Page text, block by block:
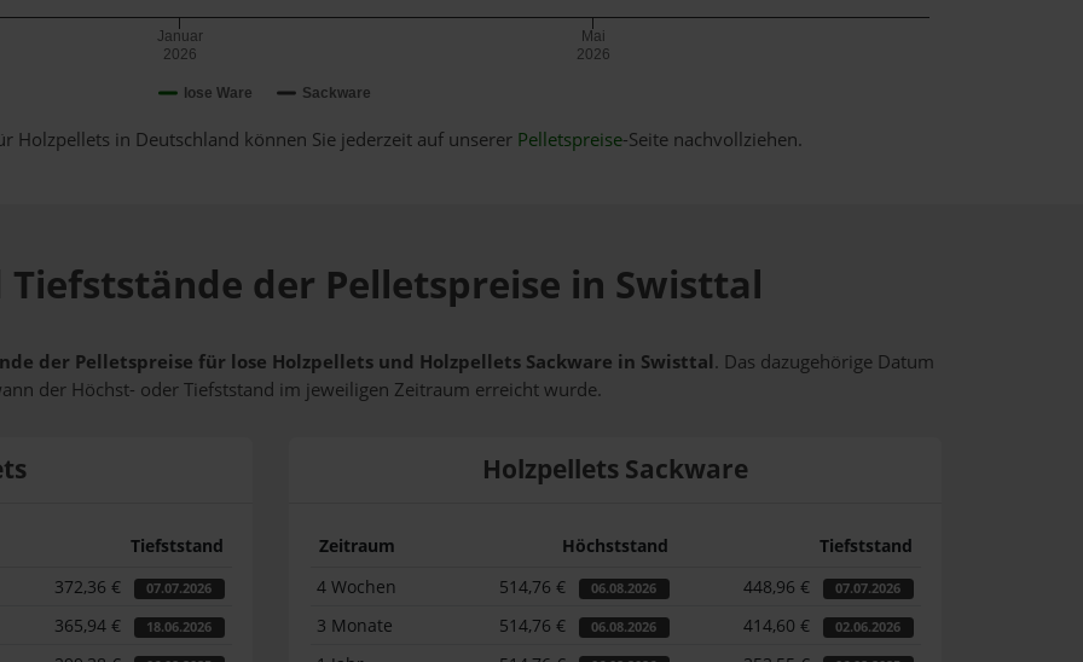
lose Ware Sackware
Januar
2026
Mai
2026
Holzpellets in Deutschland können Sie jederzeit auf unserer Pelletspreise-Seite nachvollziehen.
Tiefststände der Pelletspreise in Swisttal
der Pelletspreise für lose Holzpellets und Holzpellets Sackware in Swisttal. Das dazugehörige Datum
der Höchst- oder Tiefststand im jeweiligen Zeitraum erreicht wurde.
Tiefststand
372,36 € 07.07.2026
365,94 € 18.06.2026
Holzpellets Sackware
Zeitraum Höchststand
Tiefststand
4 Wochen
514,76 € 06.08.2026 448,96 € 07.07.2026
3 Monate 514,76 € 06.08.2026 414,60 € 02.06.2026